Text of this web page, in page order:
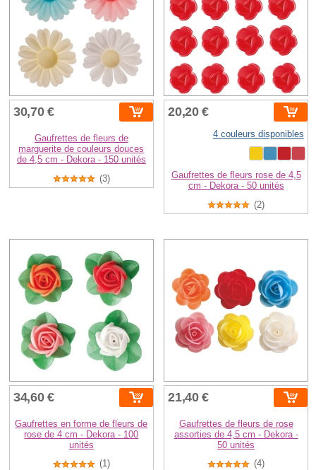
30,70 €
Gaufrettes de fleurs de
marguerite de couleurs douces
de 4,5 cm - Dekora - 150 unités
(3)
20,20 €
4 couleurs disponibles
Gaufrettes de fleurs rose de 4,5
cm - Dekora - 50 unités
(2)
34,60 €
Gaufrettes en forme de fleurs de
rose de 4 cm - Dekora - 100
unités
(1)
21,40 €
Gaufrettes de fleurs de rose
assorties de 4,5 cm - Dekora -
50 unités
(4)